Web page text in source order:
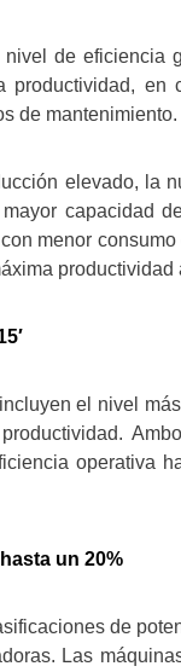
de eficiencia
productividad, en
de mantenimiento.
elevado, la
capacidad
menor
productividad
el nivel
operativa
un 20%
de
Las